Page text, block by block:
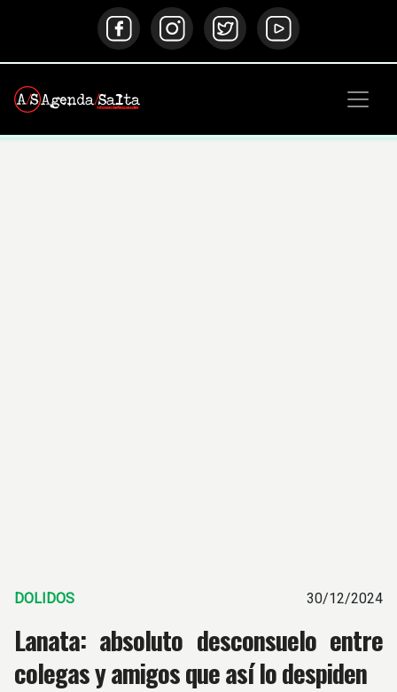
DOLIDOS 30/12/2024
Lanata: absoluto desconsuelo entre
colegas y amigos que así lo despiden